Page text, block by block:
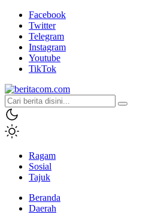
Facebook
Twitter
Telegram
Instagram
Youtube
TikTok
beritacom.com
bestnews
Ragam
Sosial
Tajuk
Beranda
Daerah